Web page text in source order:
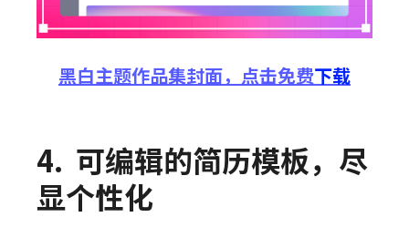
黑白主题作品集封面， 点击免费下载
4. 可编辑的简历模板，尽
显个性化